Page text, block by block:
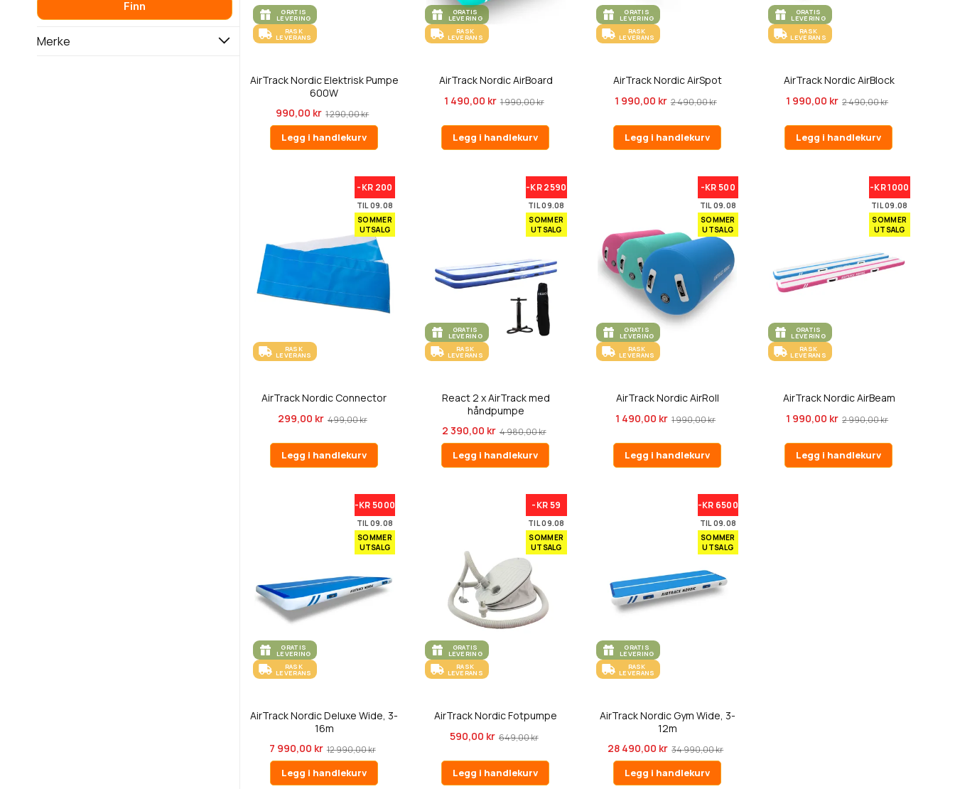
GRATIS
LEVERING
RASK
LEVERANS
AirTrack Nordic Elektrisk Pumpe
600W
990,00 kr 1 290,00 kr
Legg i handlekurv
GRATIS
LEVERING
RASK
LEVERANS
AirTrack Nordic AirBoard
1 490,00 kr 1 990,00 kr
Legg i handlekurv
GRATIS
LEVERING
RASK
LEVERANS
AirTrack Nordic AirSpot
1 990,00 kr 2 490,00 kr
Legg i handlekurv
GRATIS
LEVERING
RASK
LEVERANS
AirTrack Nordic AirBlock
1 990,00 kr 2 490,00 kr
Legg i handlekurv
-KR 200
TIL 09.08
SOMMER
UTSALG
RASK
LEVERANS
AirTrack Nordic Connector
299,00 kr 499,00 kr
Legg i handlekurv
-KR 2590
TIL 09.08
SOMMER
UTSALG
GRATIS
LEVERING
RASK
LEVERANS
React 2 x AirTrack med
håndpumpe
2 390,00 kr 4 980,00 kr
Legg i handlekurv
-KR 500
TIL 09.08
SOMMER
UTSALG
GRATIS
LEVERING
RASK
LEVERANS
AirTrack Nordic AirRoll
1 490,00 kr 1 990,00 kr
Legg i handlekurv
-KR 1000
TIL 09.08
SOMMER
UTSALG
GRATIS
LEVERING
RASK
LEVERANS
AirTrack Nordic AirBeam
1 990,00 kr 2 990,00 kr
Legg i handlekurv
-KR 5000
TIL 09.08
SOMMER
UTSALG
GRATIS
LEVERING
RASK
LEVERANS
AirTrack Nordic Deluxe Wide, 3-
16m
7 990,00 kr 12 990,00 kr
Legg i handlekurv
-KR 59
TIL 09.08
SOMMER
UTSALG
GRATIS
LEVERING
RASK
LEVERANS
AirTrack Nordic Fotpumpe
590,00 kr 649,00 kr
Legg i handlekurv
-KR 6500
TIL 09.08
SOMMER
UTSALG
GRATIS
LEVERING
RASK
LEVERANS
AirTrack Nordic Gym Wide, 3-
12m
28 490,00 kr 34 990,00 kr
Legg i handlekurv
Finn
Merke